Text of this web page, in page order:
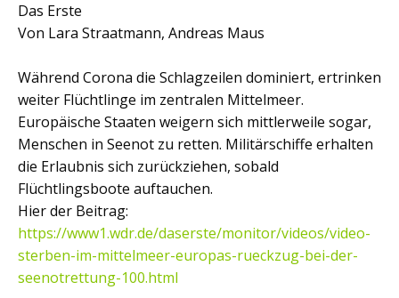
Das Erste
Von Lara Straatmann, Andreas Maus
Während Corona die Schlagzeilen dominiert, ertrinken
weiter Flüchtlinge im zentralen Mittelmeer.
Europäische Staaten weigern sich mittlerweile sogar,
Menschen in Seenot zu retten. Militärschiffe erhalten
die Erlaubnis sich zurückziehen, sobald
Flüchtlingsboote auftauchen.
Hier der Beitrag:
https://www1.wdr.de/daserste/monitor/videos/video-
sterben-im-mittelmeer-europas-rueckzug-bei-der-
seenotrettung-100.html